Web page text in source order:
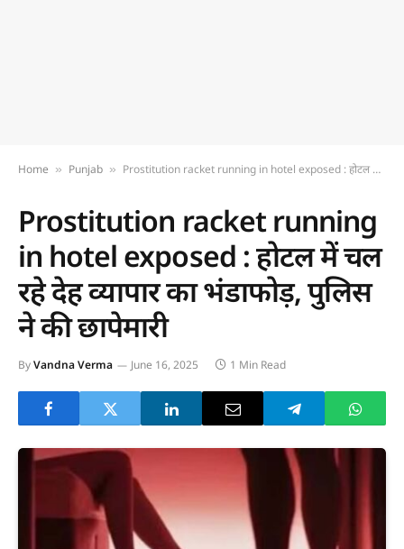
Home » Punjab » Prostitution racket running in hotel exposed : होटल में चल रहे देह व्यापार का भंडाफोड़, पुलिस ने की छापेमारी
Prostitution racket running
in hotel exposed : होटल में चल
रहे देह व्यापार का भंडाफोड़, पुलिस
ने की छापेमारी
ByVandna Verma June 16, 2025 1 Min Read